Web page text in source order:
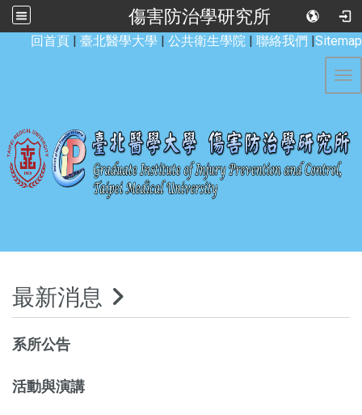
傷害防治學研究所
回首頁 | 臺北醫學大學 | 公共衛生學院 | 聯絡我們 |Sitemap
最新消息
系所公告
活動與演講